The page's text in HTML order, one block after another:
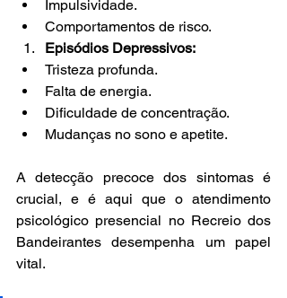
Impulsividade.
Comportamentos de risco.
Episódios Depressivos:
Tristeza profunda.
Falta de energia.
Dificuldade de concentração.
Mudanças no sono e apetite.
A detecção precoce dos sintomas é
crucial, e é aqui que o atendimento
psicológico presencial no Recreio dos
Bandeirantes desempenha um papel
vital.